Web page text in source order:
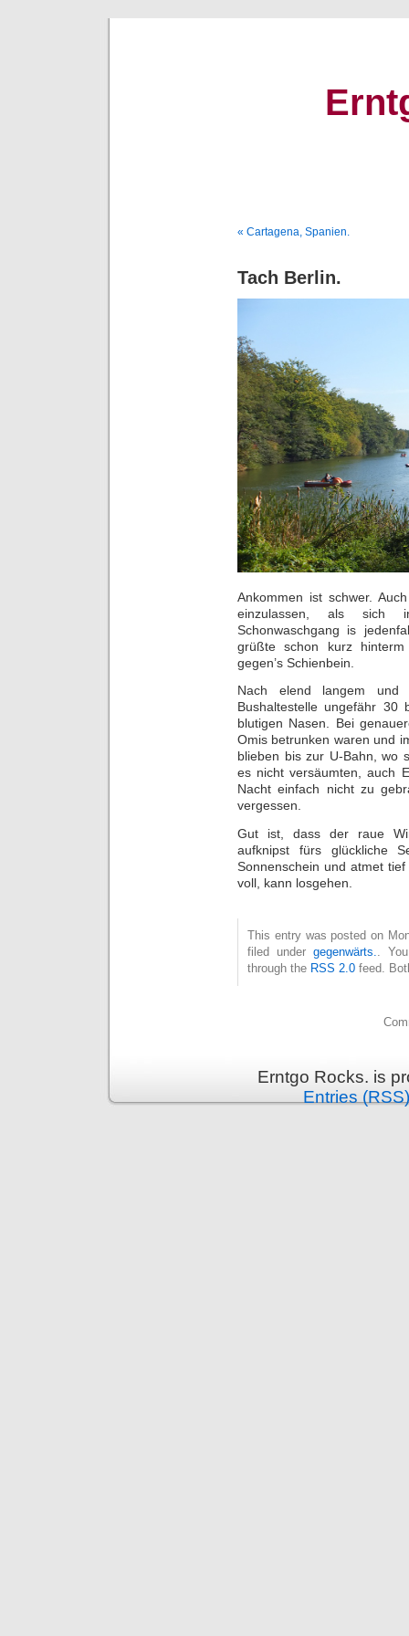
« Cartagena, Spanien.
Tach Berlin.
Ankommen ist schwer.
einzulassen, als sich
Schonwaschgang is
grüßte schon kurz
gegen’s Schienbein.
Nach elend langem
Bushaltestelle ungefähr 30
blutigen Nasen. Bei
Omis betrunken waren und
blieben bis zur U-Bahn, wo
es nicht versäumten, auch
Nacht einfach nicht zu
vergessen.
Gut ist, dass der raue
aufknipst fürs glückliche
Sonnenschein und atmet
voll, kann losgehen.
This entry was posted on
filed undergegenwärts.
.
through the RSS 2.0 feed.
Erntgo Rocks. is
Entries (RSS)